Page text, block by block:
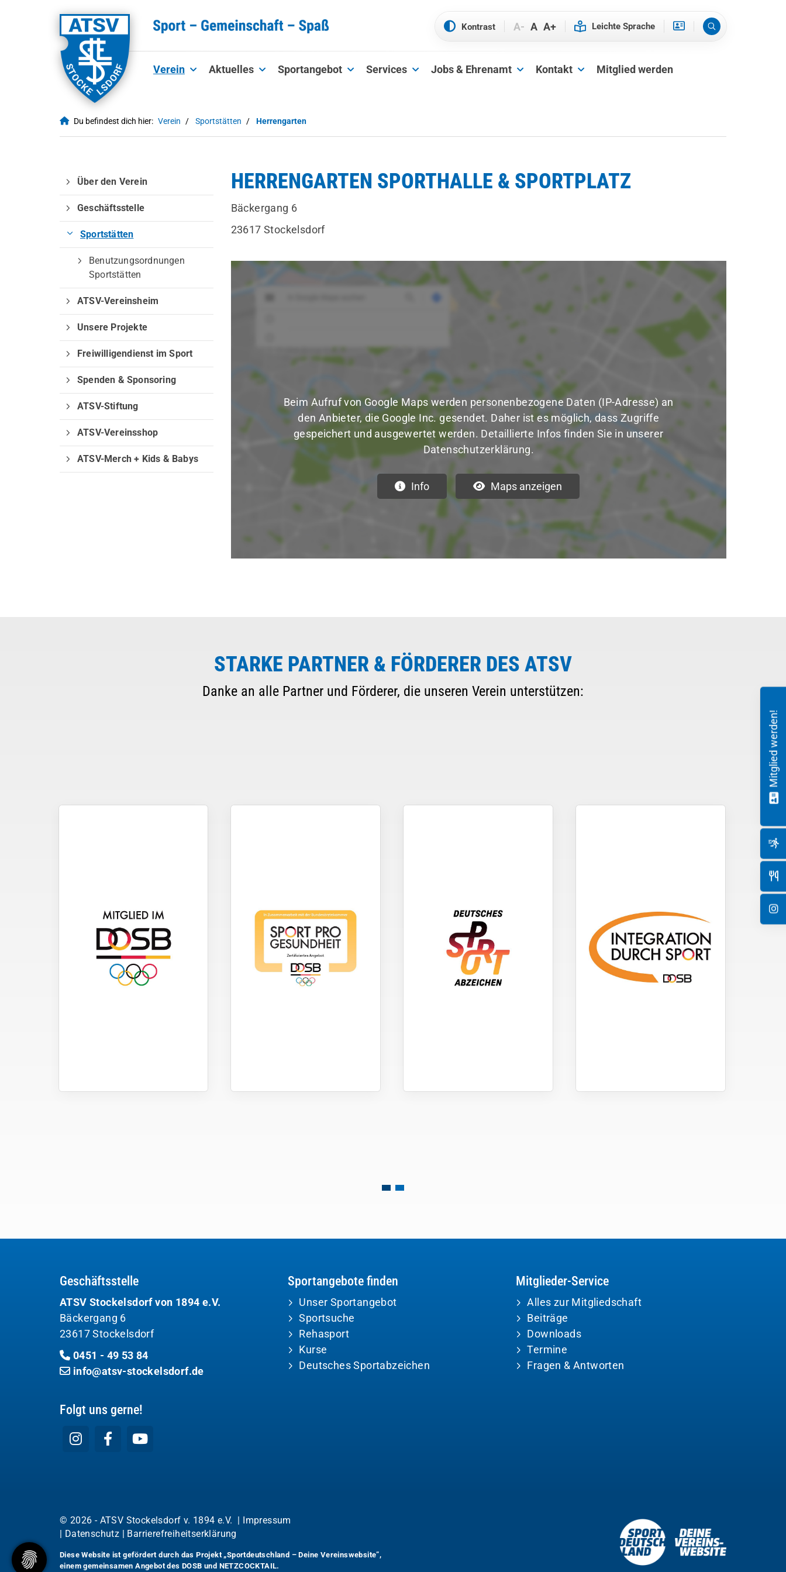
A- A A+
Verein Aktuelles Sportangebot Services Jobs & Ehrenamt Kontakt Mitglied werden
Du befindest dich hier: Verein Sportstätten Herrengarten
HERRENGARTEN SPORTHALLE & SPORTPLATZ
Bäckergang 6
23617 Stockelsdorf
Beim Aufruf von Google Maps werden personenbezogene Daten (IP-Adresse) an
den Anbieter, die Google Inc. gesendet. Daher ist es möglich, dass Zugriffe
gespeichert und ausgewertet werden. Detaillierte Infos finden Sie in unserer
Datenschutzerklärung.
Info Maps anzeigen
Über den Verein
Geschäftsstelle
Sportstätten
Benutzungsordnungen
Sportstätten
ATSV-Vereinsheim
Unsere Projekte
Freiwilligendienst im Sport
Spenden & Sponsoring
ATSV-Stiftung
ATSV-Vereinsshop
ATSV-Merch + Kids & Babys
STARKE PARTNER & FÖRDERER DES ATSV
Danke an alle Partner und Förderer, die unseren Verein unterstützen:
Geschäftsstelle
ATSV Stockelsdorf von 1894 e.V.
Bäckergang 6
23617 Stockelsdorf
0451 - 49 53 84
info@atsv-stockelsdorf.de
Sportangebote finden
Unser Sportangebot
Sportsuche
Rehasport
Kurse
Deutsches Sportabzeichen
Mitglieder-Service
Alles zur Mitgliedschaft
Beiträge
Downloads
Termine
Fragen & Antworten
Folgt uns gerne!
© 2026 - ATSV Stockelsdorf v. 1894 e.V. | Impressum
| Datenschutz | Barrierefreiheitserklärung
Diese Website ist gefördert durch das Projekt „Sportdeutschland – Deine Vereinswebsite”,
einem gemeinsamen Angebot des DOSB und NETZCOCKTAIL.
Mitglied werden!
QUICKLINKS
Sportangebote finden
Unser Sportangebot
Sportsuche
Ausfälle und Vertretungen
Deutsches Sportabzeichen
Mitglieder-Service
Alles zur Mitgliedschaft
Downloads
Termine
Fragen & Antworten
Geschäftsstelle
ATSV Stockelsdorf von 1894 e.V.
Bäckergang 6
23617 Stockelsdorf
0451 - 49 53 84
info@atsv-stockelsdorf.de